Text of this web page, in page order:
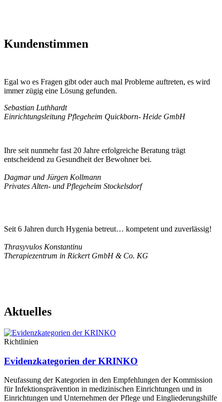
Kundenstimmen
Egal wo es Fragen gibt oder auch mal Probleme auftreten, es wird
immer zügig eine Lösung gefunden.
Sebastian Luthhardt
Einrichtungsleitung Pflegeheim Quickborn- Heide GmbH
Ihre seit nunmehr fast 20 Jahre erfolgreiche Beratung trägt
entscheidend zu Gesundheit der Bewohner bei.
Dagmar und Jürgen Kollmann
Privates Alten- und Pflegeheim Stockelsdorf
Seit 6 Jahren durch Hygenia betreut… kompetent und zuverlässig!
Thrasyvulos Konstantinu
Therapiezentrum in Rickert GmbH & Co. KG
Aktuelles
Richtlinien
Evidenzkategorien der KRINKO
Neufassung der Kategorien in den Empfehlungen der Kommission
für Infektionsprävention in medizinischen Einrichtungen und in
Einrichtungen und Unternehmen der Pflege und Eingliederungshilfe